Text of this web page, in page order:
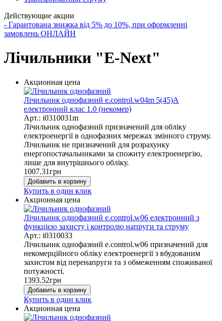
Действующие акции
- Гарантована знижка від 5% до 10%, при оформленні
замовлень ОНЛАЙН
Лічильники "E-Next"
Акционная цена
Лічильник однофазний e.control.w04m 5(45)А
електронний клас 1.0 (некомер)
Арт.: i0310031m
Лічильник однофазний призначений для обліку
електроенергії в однофазних мережах змінного струму.
Лічильник не призначений для розрахунку
енергопостачальниками за спожиту електроенергію,
лише для внутрішнього обліку.
1007.31грн
Добавить в корзину
Купить в один клик
Акционная цена
Лічильник однофазний e.control.w06 електронний з
функцією захисту і контролю напруги та струму
Арт.: i0310033
Лічильник однофазний e.control.w06 призначений для
некомерційного обліку електроенергії з вбудованим
захистом від перенапруги та з обмеженням споживаної
потужності.
1393.52грн
Добавить в корзину
Купить в один клик
Акционная цена